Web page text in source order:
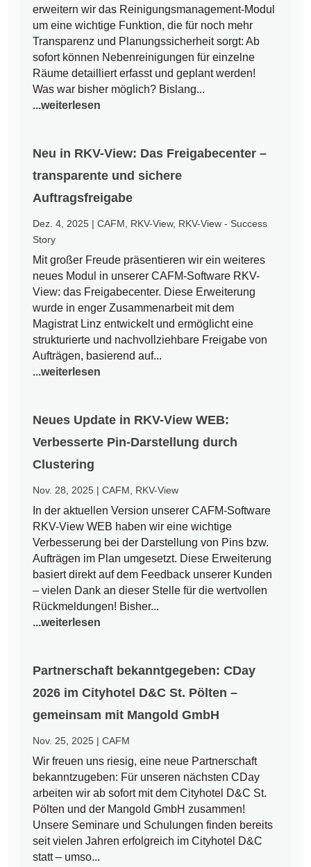
erweitern wir das Reinigungsmanagement-Modul
um eine wichtige Funktion, die für noch mehr
Transparenz und Planungssicherheit sorgt: Ab
sofort können Nebenreinigungen für einzelne
Räume detailliert erfasst und geplant werden!
Was war bisher möglich? Bislang...
...weiterlesen
Neu in RKV-View: Das Freigabecenter –
transparente und sichere
Auftragsfreigabe
Dez. 4, 2025 |CAFM RKV-View, RKV-View - Success
Story
Mit großer Freude präsentieren wir ein weiteres
neues Modul in unserer CAFM-Software RKV-
View: das Freigabecenter. Diese Erweiterung
wurde in enger Zusammenarbeit mit dem
Magistrat Linz entwickelt und ermöglicht eine
strukturierte und nachvollziehbare Freigabe von
Aufträgen, basierend auf...
...weiterlesen
Neues Update in RKV-View WEB:
Verbesserte Pin-Darstellung durch
Clustering
Nov. 28, 2025 |CAFM RKV-View
In der aktuellen Version unserer CAFM-Software
RKV-View WEB haben wir eine wichtige
Verbesserung bei der Darstellung von Pins bzw.
Aufträgen im Plan umgesetzt. Diese Erweiterung
basiert direkt auf dem Feedback unserer Kunden
– vielen Dank an dieser Stelle für die wertvollen
Rückmeldungen! Bisher...
...weiterlesen
Partnerschaft bekanntgegeben: CDay
2026 im Cityhotel D&C St. Pölten –
gemeinsam mit Mangold GmbH
Nov. 25, 2025 |CAFM
Wir freuen uns riesig, eine neue Partnerschaft
bekanntzugeben: Für unseren nächsten CDay
arbeiten wir ab sofort mit dem Cityhotel D&C St.
Pölten und der Mangold GmbH zusammen!
Unsere Seminare und Schulungen finden bereits
seit vielen Jahren erfolgreich im Cityhotel D&C
statt – umso...